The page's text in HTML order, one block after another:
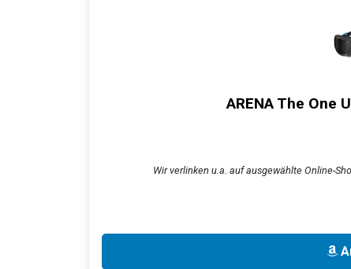
ARENA The One
Wir verlinken u.a. auf ausgewählte Online-